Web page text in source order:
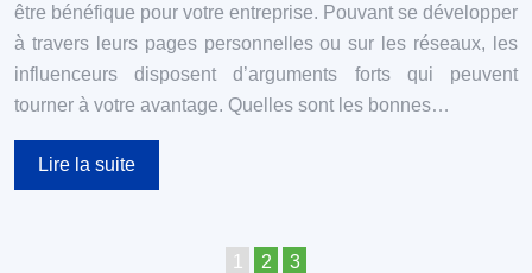
être bénéfique pour votre entreprise. Pouvant se développer
à travers leurs pages personnelles ou sur les réseaux, les
influenceurs disposent d’arguments forts qui peuvent
tourner à votre avantage. Quelles sont les bonnes…
Lire la suite
1 2 3